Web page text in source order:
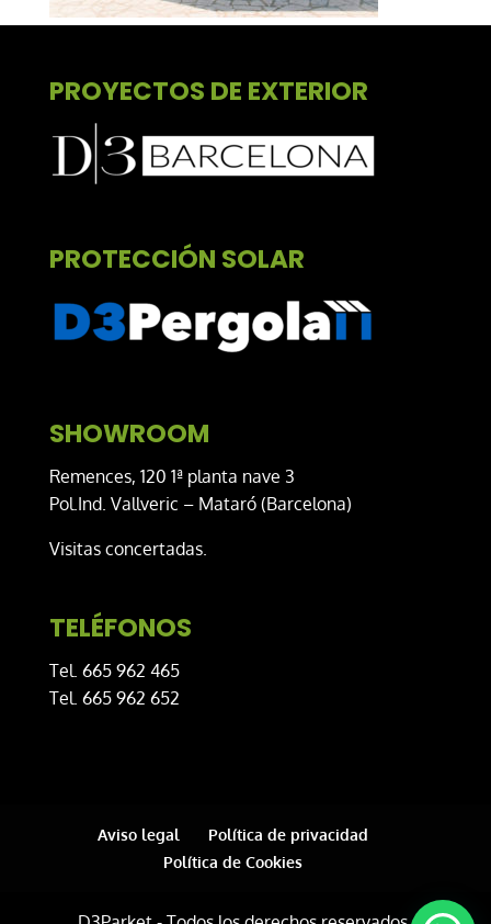
PROYECTOS DE EXTERIOR
PROTECCIÓN SOLAR
SHOWROOM
Remences, 120 1ª planta nave 3
Pol.Ind. Vallveric – Mataró (Barcelona)
Visitas concertadas.
TELÉFONOS
Tel. 665 962 465
Tel. 665 962 652
Aviso legal
Política de privacidad
Política de Cookies